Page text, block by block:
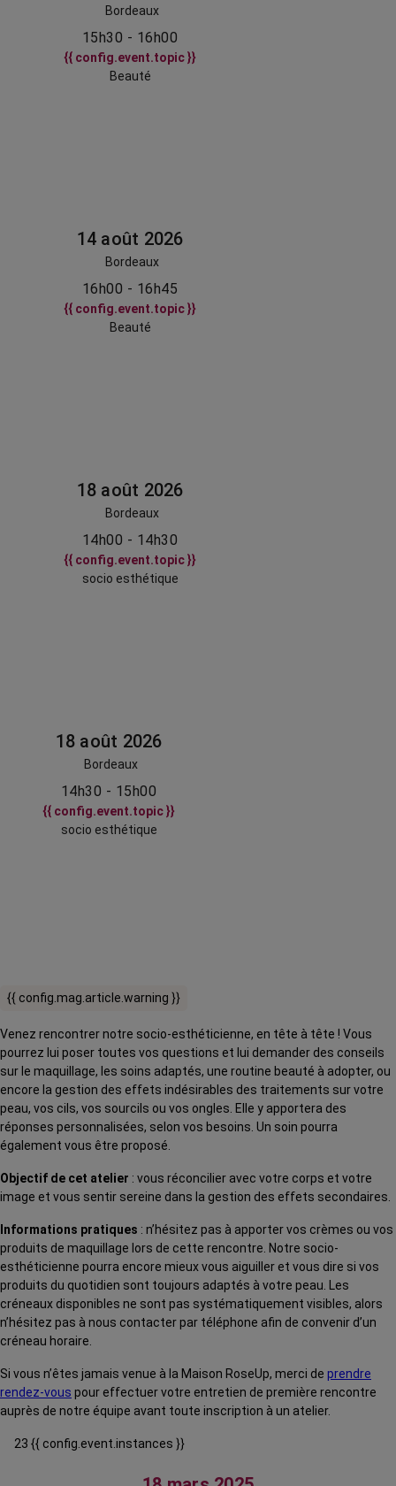
Bordeaux
15h30 - 16h00
{{ config.event.topic }}
Beauté
14 août 2026
Bordeaux
16h00 - 16h45
{{ config.event.topic }}
Beauté
18 août 2026
Bordeaux
14h00 - 14h30
{{ config.event.topic }}
socio esthétique
18 août 2026
Bordeaux
14h30 - 15h00
{{ config.event.topic }}
socio esthétique
{{ config.mag.article.warning }}
Venez rencontrer notre socio-esthéticienne, en tête à tête ! Vous
pourrez lui poser toutes vos questions et lui demander des conseils
sur le maquillage, les soins adaptés, une routine beauté à adopter, ou
encore la gestion des effets indésirables des traitements sur votre
peau, vos cils, vos sourcils ou vos ongles. Elle y apportera des
réponses personnalisées, selon vos besoins. Un soin pourra
également vous être proposé.
Objectif de cet atelier : vous réconcilier avec votre corps et votre
image et vous sentir sereine dans la gestion des effets secondaires.
Informations pratiques : n’hésitez pas à apporter vos crèmes ou vos
produits de maquillage lors de cette rencontre. Notre socio-
esthéticienne pourra encore mieux vous aiguiller et vous dire si vos
produits du quotidien sont toujours adaptés à votre peau. Les
créneaux disponibles ne sont pas systématiquement visibles, alors
n’hésitez pas à nous contacter par téléphone afin de convenir d’un
créneau horaire.
Si vous n’êtes jamais venue à la Maison RoseUp, merci de prendre
rendez-vous pour effectuer votre entretien de première rencontre
auprès de notre équipe avant toute inscription à un atelier.
23 {{ config.event.instances }}